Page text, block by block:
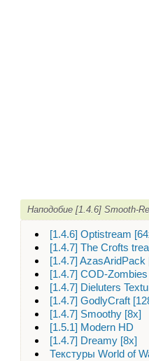
Наподобие [1.4.6] Smooth-
[1.4.6] Optistream
[1.4.7] The Crofts
[1.4.7] AzasAridPack
[1.4.7] COD-
[1.4.7] Dieluters
[1.4.7] GodlyCraft
[1.4.7] Smoothy [8x]
[1.5.1] Modern HD
[1.4.7] Dreamy [8x]
Текстуры World of